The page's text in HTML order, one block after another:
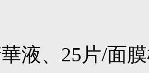
液、25片/面